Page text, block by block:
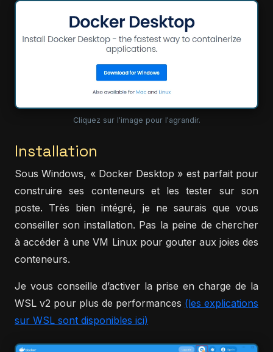
Cliquez sur l'image pour l'agrandir.
Installation
Sous Windows, « Docker Desktop » est parfait pour
construire ses conteneurs et les tester sur son
poste. Très bien intégré, je ne saurais que vous
conseiller son installation. Pas la peine de chercher
à accéder à une VM Linux pour gouter aux joies des
conteneurs.
Je vous conseille d’activer la prise en charge de la
WSL v2 pour plus de performances (les explications
sur WSL sont disponibles ici)